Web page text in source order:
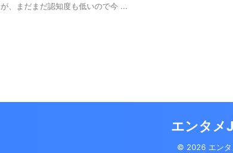
が、まだまだ認知度も低いので今 ...
エンタメ
© 2026 エンタ